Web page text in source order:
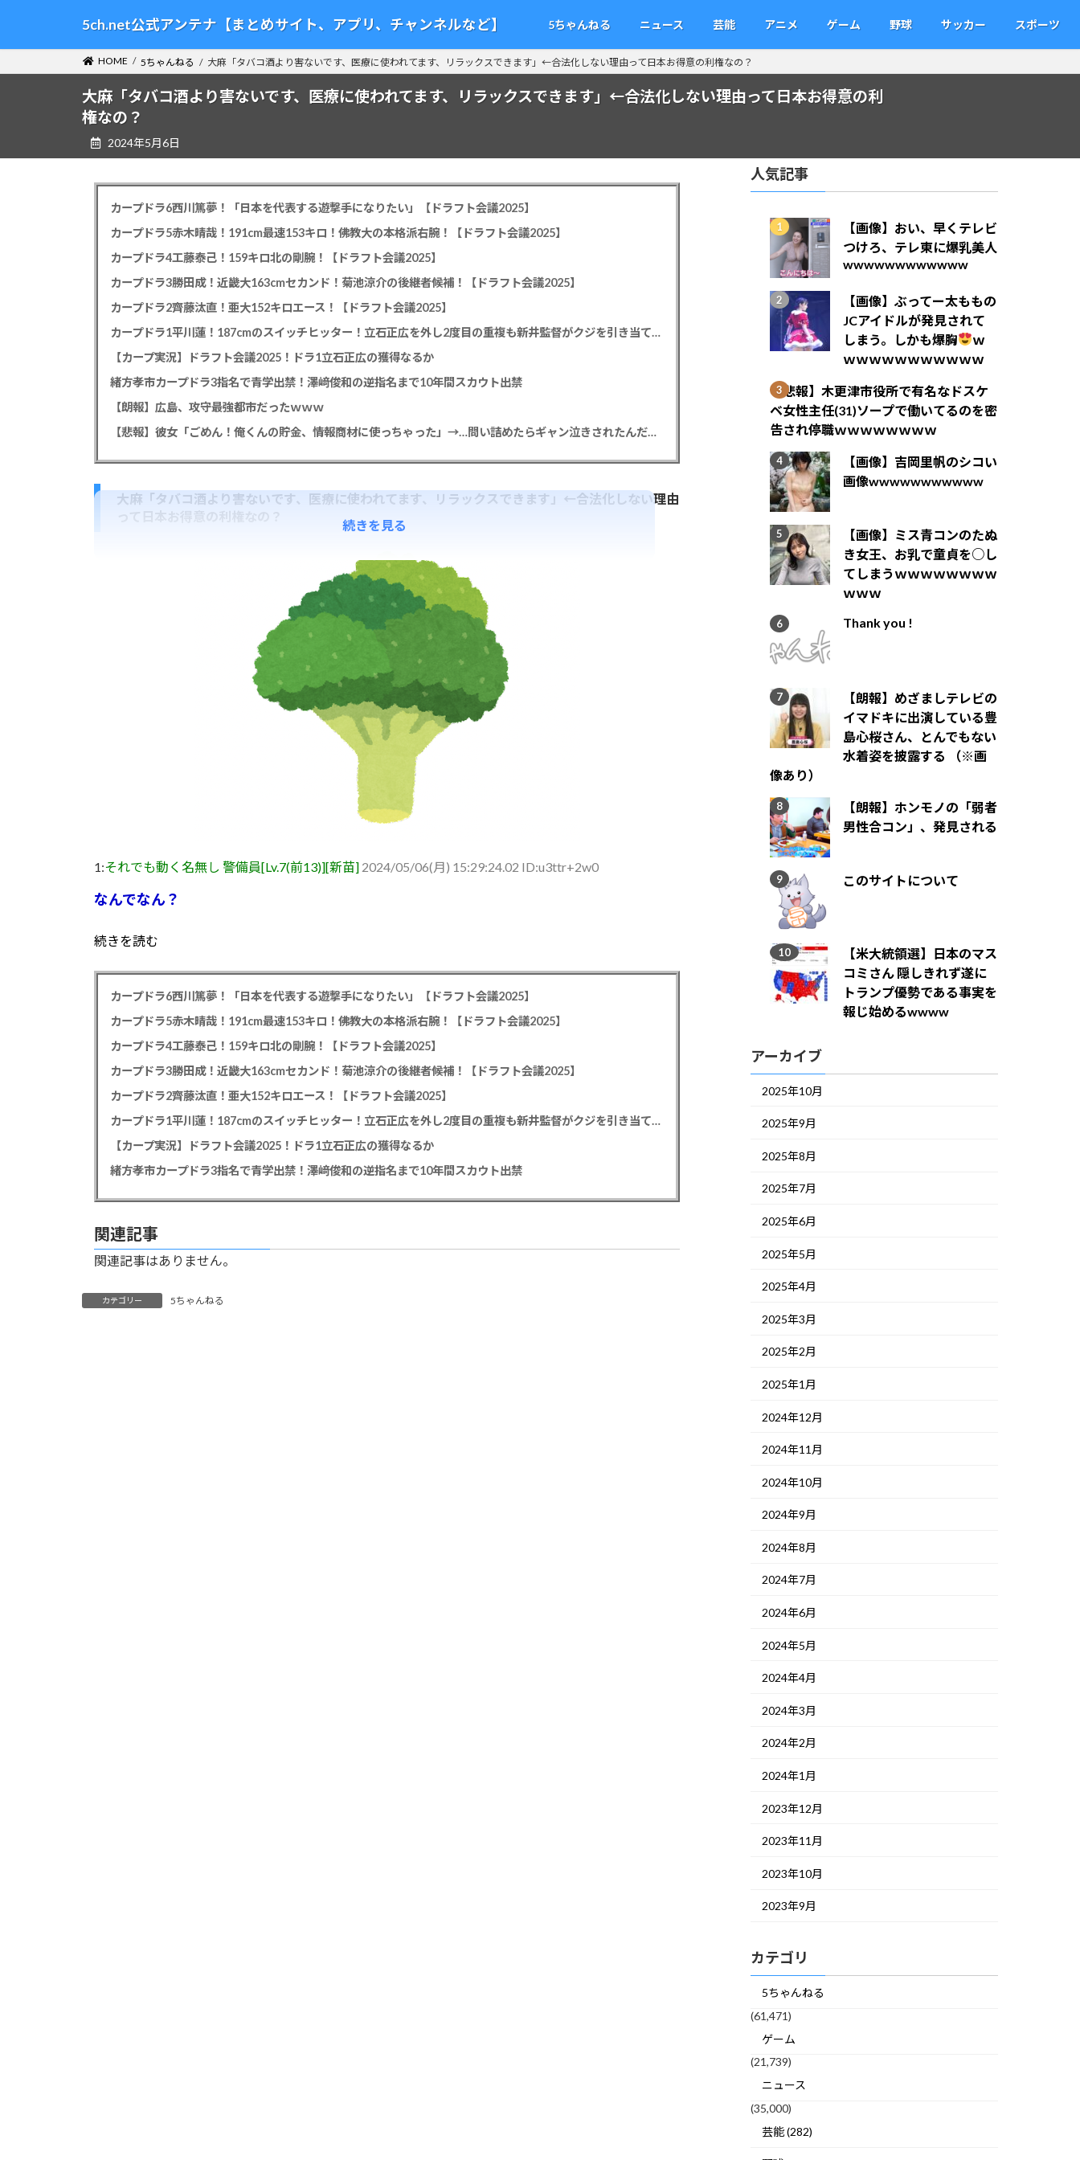
テ
ッ
ゲ
移
5ch.net公式アンテナ【まとめサイト、アプリ、チャンネルなど】 5ちゃんねる ニュース 芸能 アニメ ゲーム 野球 サッカー スポーツ
HOME 5ちゃんねる 大麻「タバコ酒より害ないです、医療に使われてます、リラックスできます」←合法化しない理由って日本お得意の利権なの？
大麻「タバコ酒より害ないです、医療に使われてます、リラックスできます」←合法化しない理由って日本お得意の利
権なの？
2024年5月6日
カープドラ6西川篤夢！「日本を代表する遊撃手になりたい」【ドラフト会議2025】
カープドラ5赤木晴哉！191cm最速153キロ！佛教大の本格派右腕！【ドラフト会議2025】
カープドラ4工藤泰己！159キロ北の剛腕！【ドラフト会議2025】
カープドラ3勝田成！近畿大163cmセカンド！菊池涼介の後継者候補！【ドラフト会議2025】
カープドラ2齊藤汰直！亜大152キロエース！【ドラフト会議2025】
カープドラ1平川蓮！187cmのスイッチヒッター！立石正広を外し2度目の重複も新井監督がクジを引き当てる！【ドラフト会議2025】
【カープ実況】ドラフト会議2025！ドラ1立石正広の獲得なるか
緒方孝市カープドラ3指名で青学出禁！澤﨑俊和の逆指名まで10年間スカウト出禁
【朗報】広島、攻守最強都市だったｗｗｗ
【悲報】彼女「ごめん！俺くんの貯金、情報商材に使っちゃった」→…問い詰めたらギャン泣きされたんだが俺が悪いのか？
大麻「タバコ酒より害ないです、医療に使われてます、リラックスできます」←合法化しない理由
って日本お得意の利権なの？
1:それでも動く名無し 警備員[Lv.7(前13)][新苗] 2024/05/06(月) 15:29:24.02 ID:u3ttr+2w0
なんでなん？
続きを読む
続きを見る
カープドラ6西川篤夢！「日本を代表する遊撃手になりたい」【ドラフト会議2025】
カープドラ5赤木晴哉！191cm最速153キロ！佛教大の本格派右腕！【ドラフト会議2025】
カープドラ4工藤泰己！159キロ北の剛腕！【ドラフト会議2025】
カープドラ3勝田成！近畿大163cmセカンド！菊池涼介の後継者候補！【ドラフト会議2025】
カープドラ2齊藤汰直！亜大152キロエース！【ドラフト会議2025】
カープドラ1平川蓮！187cmのスイッチヒッター！立石正広を外し2度目の重複も新井監督がクジを引き当てる！【ドラフト会議2025】
【カープ実況】ドラフト会議2025！ドラ1立石正広の獲得なるか
緒方孝市カープドラ3指名で青学出禁！澤﨑俊和の逆指名まで10年間スカウト出禁
関連記事
関連記事はありません。
カテゴリー 5ちゃんねる
人気記事
【画像】おい、早くテレビ
つけろ、テレ東に爆乳美人
wwwwwwwwwwww
【画像】ぶってー太ももの
JCアイドルが発見されて
しまう。しかも爆胸
ｗ
ｗｗｗｗｗｗｗｗｗｗｗ
【悲報】木更津市役所で有名なドスケ
ベ女性主任(31)ソープで働いてるのを密
告され停職ｗｗｗｗｗｗｗｗ
【画像】吉岡里帆のシコい
画像wwwwwwwwwww
【画像】ミス青コンのたぬ
き女王、お乳で童貞を○し
てしまうｗｗｗｗｗｗｗｗ
ｗｗｗ
Thank you !
【朗報】めざましテレビの
イマドキに出演している豊
島心桜さん、とんでもない
水着姿を披露する （※画
像あり）
【朗報】ホンモノの「弱者
男性合コン」、発見される
このサイトについて
【米大統領選】日本のマス
コミさん 隠しきれず遂に
トランプ優勢である事実を
報じ始めるwwww
アーカイブ
2025年10月
2025年9月
2025年8月
2025年7月
2025年6月
2025年5月
2025年4月
2025年3月
2025年2月
2025年1月
2024年12月
2024年11月
2024年10月
2024年9月
2024年8月
2024年7月
2024年6月
2024年5月
2024年4月
2024年3月
2024年2月
2024年1月
2023年12月
2023年11月
2023年10月
2023年9月
カテゴリ
5ちゃんねる
(61,471)
ゲーム
(21,739)
ニュース
(35,000)
芸能 (282)